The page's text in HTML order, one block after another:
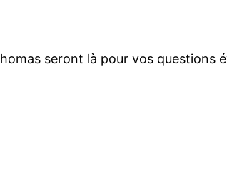
seront là pour vos questions